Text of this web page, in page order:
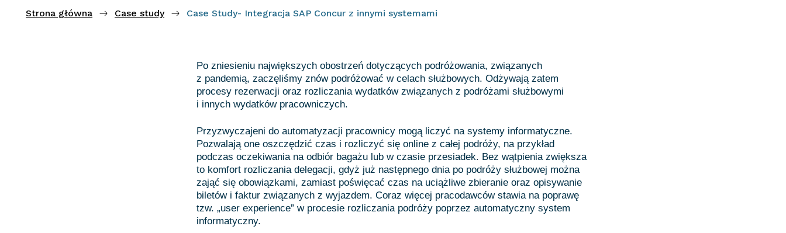
Strona główna Case study Case Study- Integracja SAP Concur z innymi systemami
Po zniesieniu największych obostrzeń dotyczących podróżowania, związanych
z pandemią, zaczęliśmy znów podróżować w celach służbowych. Odżywają zatem
procesy rezerwacji oraz rozliczania wydatków związanych z podróżami służbowymi
i innych wydatków pracowniczych.
Przyzwyczajeni do automatyzacji pracownicy mogą liczyć na systemy informatyczne.
Pozwalają one oszczędzić czas i rozliczyć się online z całej podróży, na przykład
podczas oczekiwania na odbiór bagażu lub w czasie przesiadek. Bez wątpienia zwiększa
to komfort rozliczania delegacji, gdyż już następnego dnia po podróży służbowej można
zająć się obowiązkami, zamiast poświęcać czas na uciążliwe zbieranie oraz opisywanie
biletów i faktur związanych z wyjazdem. Coraz więcej pracodawców stawia na poprawę
tzw. „user experience” w procesie rozliczania podróży poprzez automatyczny system
informatyczny.